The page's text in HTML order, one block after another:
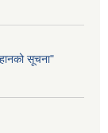
सूचना"